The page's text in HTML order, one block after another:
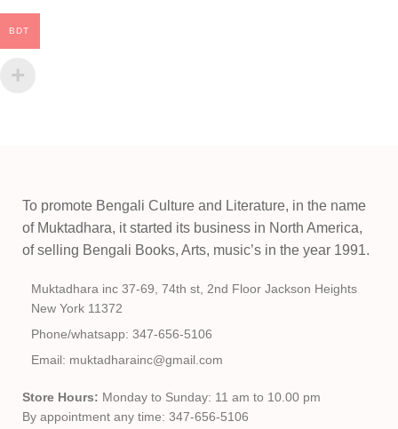
To promote Bengali Culture and Literature, in the name
of Muktadhara, it started its business in North America,
of selling Bengali Books, Arts, music’s in the year 1991.
Muktadhara inc 37-69, 74th st, 2nd Floor Jackson Heights
New York 11372
Phone/whatsapp: 347-656-5106
Email: muktadharainc@gmail.com
Store Hours: Monday to Sunday: 11 am to 10.00 pm
By appointment any time: 347-656-5106
BDT